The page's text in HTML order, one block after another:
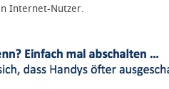
Internet-Nutzer.